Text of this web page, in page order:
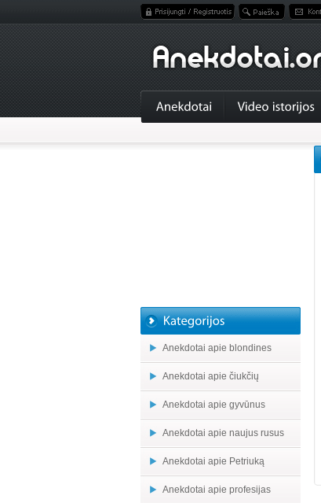
Anekdotai apie blondines
Anekdotai apie čiukčių
Anekdotai apie gyvūnus
Anekdotai apie naujus rusus
Anekdotai apie Petriuką
Anekdotai apie profesijas